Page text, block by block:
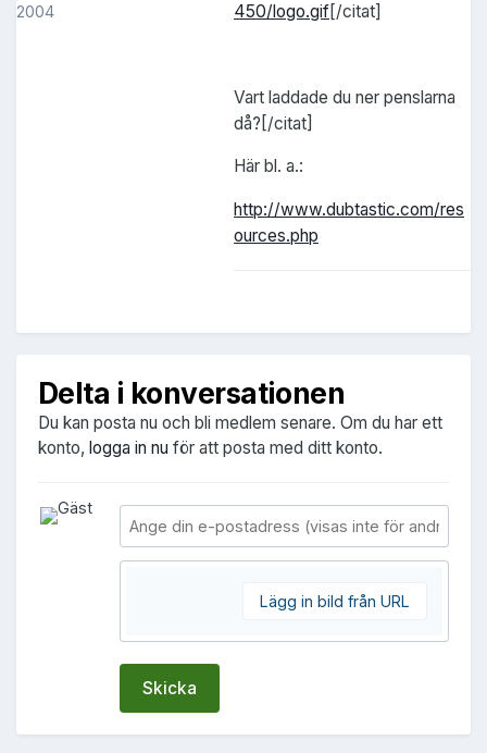
2004
450/logo.gif[/citat]
Vart laddade du ner penslarna
då?[/citat]
Här bl. a.:
http://www.dubtastic.com/res
ources.php
Delta i konversationen
Du kan posta nu och bli medlem senare. Om du har ett
konto, logga in nu för att posta med ditt konto.
Lägg in bild från URL
Skicka